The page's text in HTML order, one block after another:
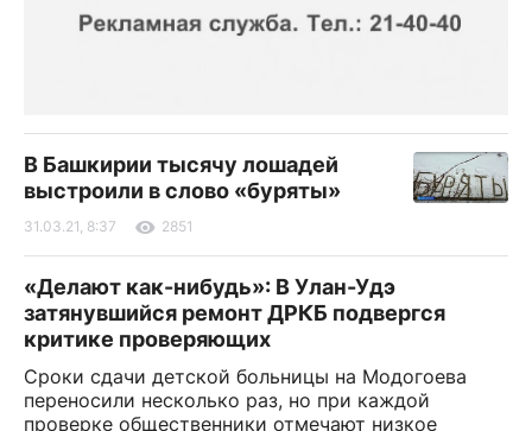
В Башкирии тысячу лошадей
выстроили в слово «буряты»
31.03.21, 8:37 2851
«Делают как-нибудь»: В Улан-Удэ
затянувшийся ремонт ДРКБ подвергся
критике проверяющих
Сроки сдачи детской больницы на Модогоева
переносили несколько раз, но при каждой
проверке общественники отмечают низкое